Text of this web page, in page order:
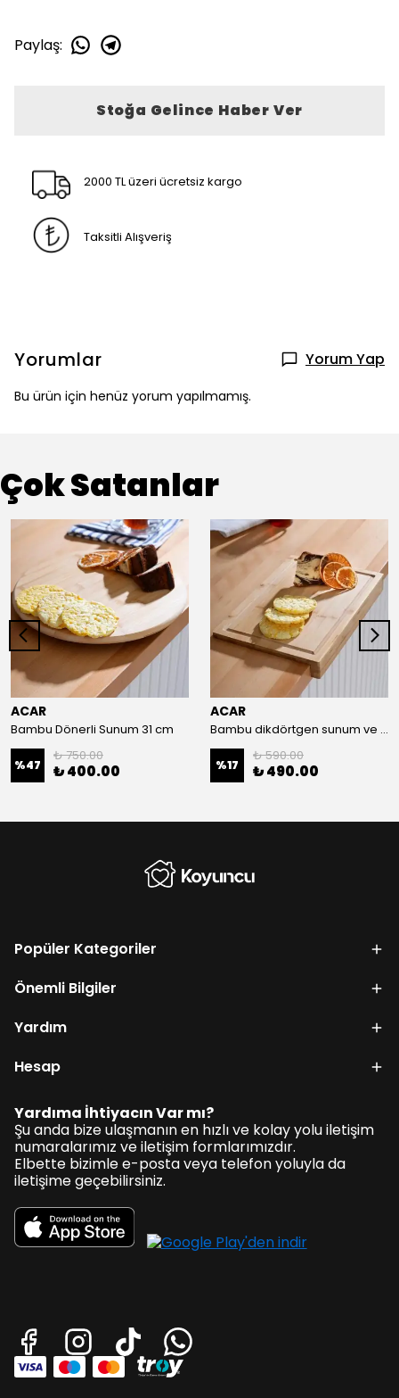
Paylaş:
Stoğa Gelince Haber Ver
2000 TL üzeri ücretsiz kargo
Taksitli Alışveriş
Yorumlar Yorum Yap
Bu ürün için henüz yorum yapılmamış.
Çok Satanlar
ACAR
Bambu Dönerli Sunum 31 cm
%47
₺ 750.00
₺ 400.00
ACAR
Bambu dikdörtgen sunum ve kesme tahtası 35/24 cm
%17
₺ 590.00
₺ 490.00
Popüler Kategoriler
Önemli Bilgiler
Yardım
Hesap
Yardıma İhtiyacın Var mı?
Şu anda bize ulaşmanın en hızlı ve kolay yolu iletişim
numaralarımız ve iletişim formlarımızdır.
Elbette bizimle e-posta veya telefon yoluyla da
iletişime geçebilirsiniz.